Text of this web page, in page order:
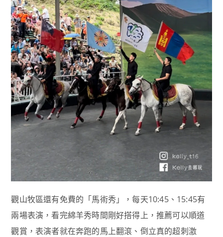
觀山牧區還有免費的「馬術秀」，每天10:45、15:45有
兩場表演，看完綿羊秀時間剛好搭得上，推薦可以順道
觀賞，表演者就在奔跑的馬上翻滾、倒立真的超刺激